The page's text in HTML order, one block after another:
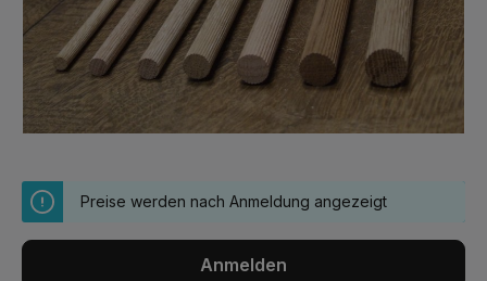
Preise werden nach Anmeldung angezeigt
Anmelden